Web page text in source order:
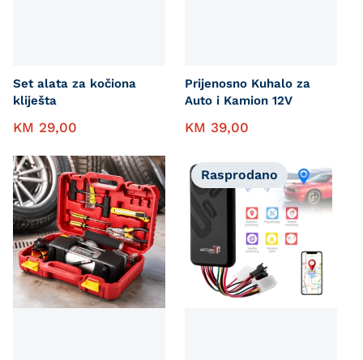
Set alata za kočiona
kliješta
KM 29,00
Prijenosno Kuhalo za
Auto i Kamion 12V
KM 39,00
Rasprodano